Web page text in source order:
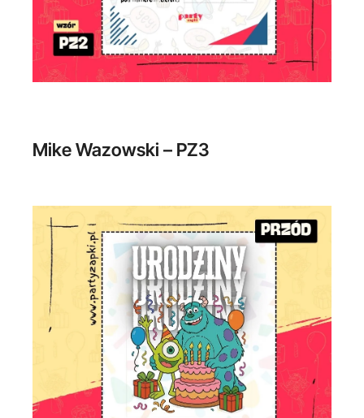
Mike Wazowski – PZ3